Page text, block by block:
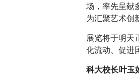
场，率先呈献
为汇聚艺术创
展览将于明天
化流动、促进
科大校长叶玉